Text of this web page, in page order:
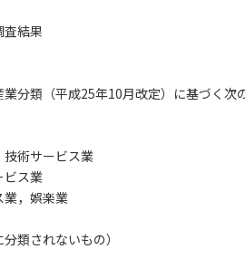
査結果
業分類（平成25年10月改定）に基づく次
技術サービス業
ビス業
業，娯楽業
類されないもの）